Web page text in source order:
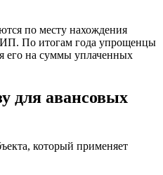
по месту нахождения
По итогам года упрощенцы
его на суммы уплаченных
для авансовых
который применяет